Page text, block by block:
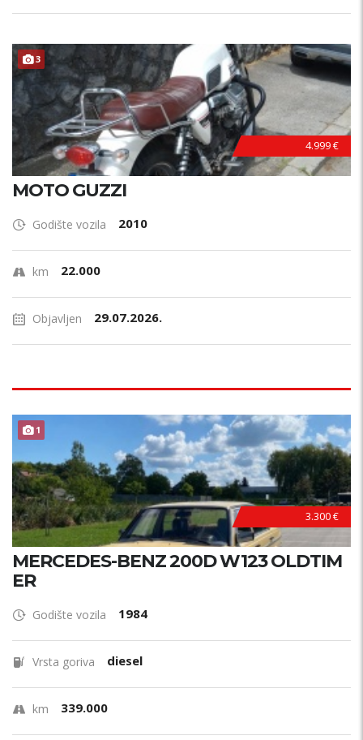
3
4.999 €
MOTO GUZZI
Godište vozila 2010
km 22.000
Objavljen 29.07.2026.
1
3.300 €
MERCEDES-BENZ 200D W123 OLDTIM
ER
Godište vozila 1984
Vrsta goriva diesel
km 339.000